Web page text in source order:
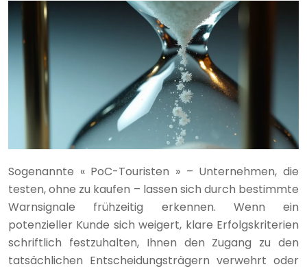
Sogenannte « PoC-Touristen » – Unternehmen, die
testen, ohne zu kaufen – lassen sich durch bestimmte
Warnsignale frühzeitig erkennen. Wenn ein
potenzieller Kunde sich weigert, klare Erfolgskriterien
schriftlich festzuhalten, Ihnen den Zugang zu den
tatsächlichen Entscheidungsträgern verwehrt oder